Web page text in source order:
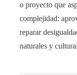
o proyecto que
complejidad:
reparar
naturales y